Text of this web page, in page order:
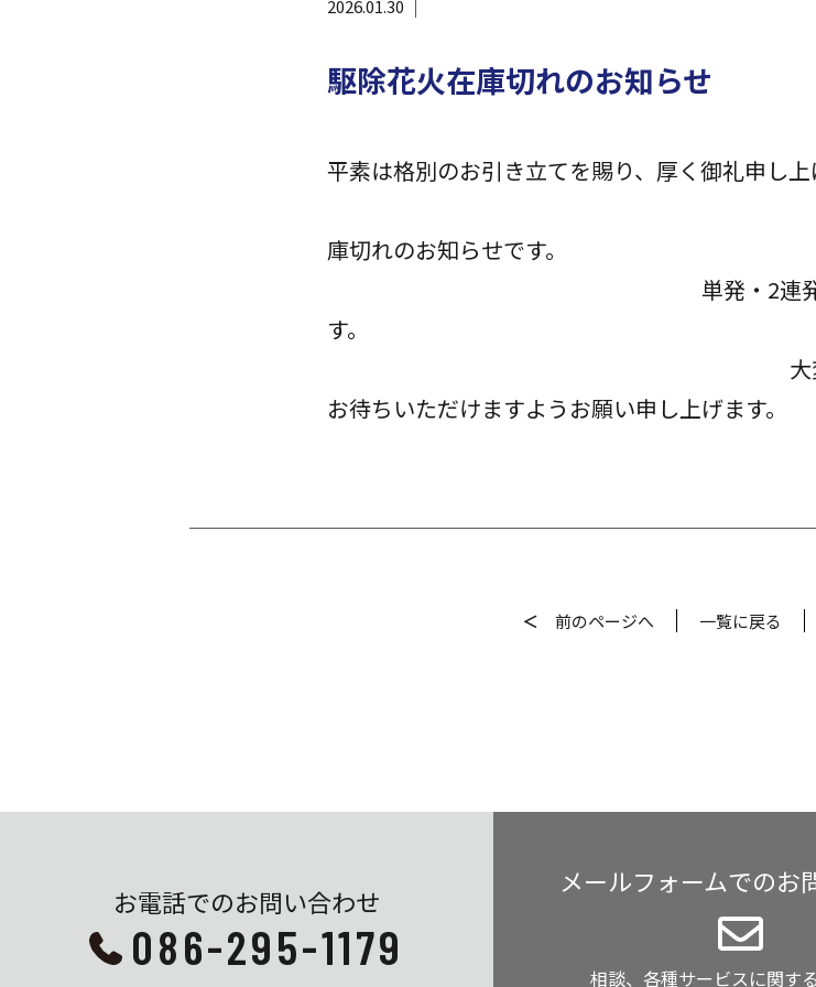
2026.01.30
駆除花火在庫切れのお知らせ
平素は格別のお引き立てを賜り、
駆除
庫切れのお知
単発・2連発が現在入荷
す
大変恐縮ではござい
お待ちいただけますようお願い申し上げます。
＜ 前のページへ 一覧に戻る
お電話でのお問い合わせ
086-295-1179
メールフォームでのお
相談、各種サービスに関す